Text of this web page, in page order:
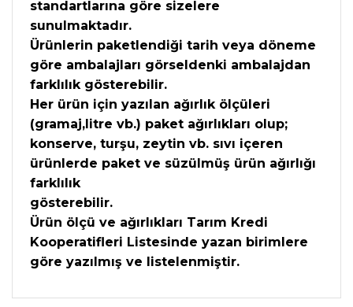
standartlarına göre sizelere
sunulmaktadır.
Ürünlerin paketlendiği tarih veya döneme
göre ambalajları görseldenki ambalajdan
farklılık gösterebilir.
Her ürün için yazılan ağırlık ölçüleri
(gramaj,litre vb.) paket ağırlıkları olup;
konserve, turşu, zeytin vb. sıvı içeren
ürünlerde paket ve süzülmüş ürün ağırlığı
farklılık
gösterebilir.
Ürün ölçü ve ağırlıkları Tarım Kredi
Kooperatifleri Listesinde yazan birimlere
göre yazılmış ve listelenmiştir.